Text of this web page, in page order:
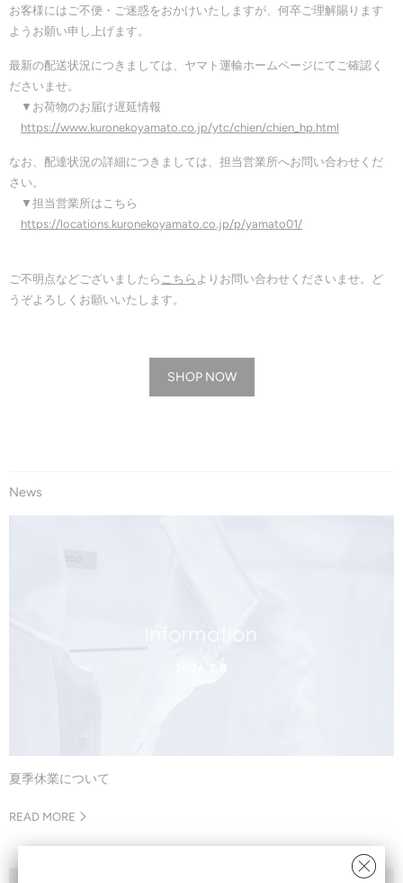
お客様にはご不便・ご迷惑をおかけいたしますが、何卒ご理解賜ります
ようお願い申し上げます。
最新の配送状況につきましては、ヤマト運輸ホームページにてご確認く
ださいませ。
▼お荷物のお届け遅延情報
https://www.kuronekoyamato.co.jp/ytc/chien/chien_hp.html
なお、配達状況の詳細につきましては、担当営業所へお問い合わせくだ
さい。
▼担当営業所はこちら
https://locations.kuronekoyamato.co.jp/p/yamato01/
ご不明点などございましたら こちら よりお問い合わせくださいませ。ど
うぞよろしくお願いいたします。
SHOP NOW
News
夏季休業について
READ MORE